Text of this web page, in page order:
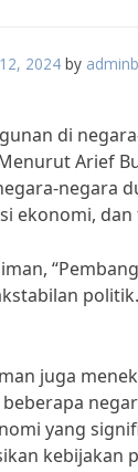
2024 by
di
Arief
negara
ekonomi,
juga
yang
kebijakan